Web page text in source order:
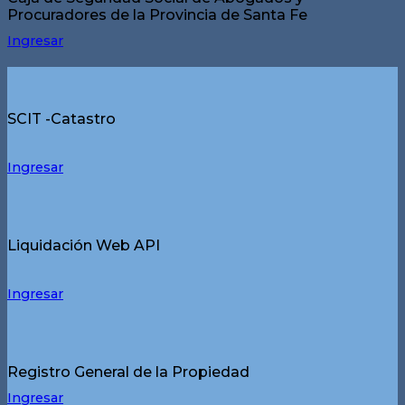
Procuradores de la Provincia de Santa Fe
Ingresar
SCIT -Catastro
Ingresar
Liquidación Web API
Ingresar
Registro General de la Propiedad
Ingresar